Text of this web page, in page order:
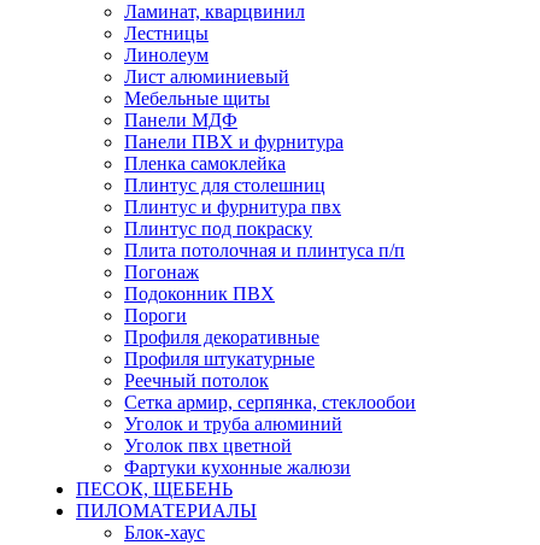
Ламинат, кварцвинил
Лестницы
Линолеум
Лист алюминиевый
Мебельные щиты
Панели МДФ
Панели ПВХ и фурнитура
Пленка самоклейка
Плинтус для столешниц
Плинтус и фурнитура пвх
Плинтус под покраску
Плита потолочная и плинтуса п/п
Погонаж
Подоконник ПВХ
Пороги
Профиля декоративные
Профиля штукатурные
Реечный потолок
Сетка армир, серпянка, стеклообои
Уголок и труба алюминий
Уголок пвх цветной
Фартуки кухонные жалюзи
ПЕСОК, ЩЕБЕНЬ
ПИЛОМАТЕРИАЛЫ
Блок-хаус